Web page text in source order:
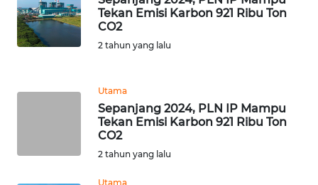
Tekan Emisi Karbon 921 Ribu Ton
CO2
2 tahun yang lalu
Utama
Sepanjang 2024, PLN IP Mampu
Tekan Emisi Karbon 921 Ribu Ton
CO2
2 tahun yang lalu
Utama
WN
PAPUA
PAPUA
RIAU